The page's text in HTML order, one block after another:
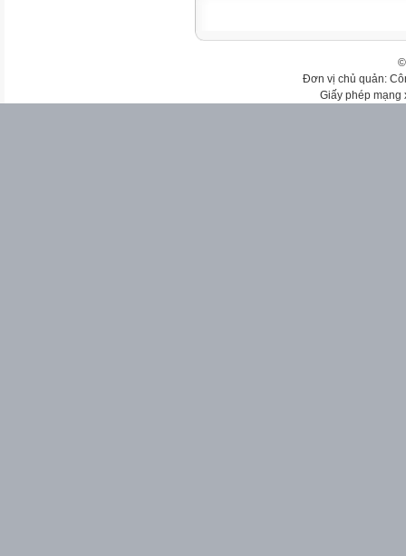
Đơn vị chủ quản:
Giấy phép mạng